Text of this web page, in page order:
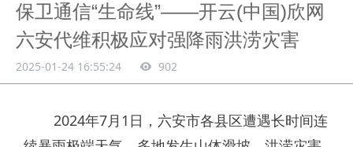
保卫通信“生命线”——开云(中国)欣网
六安代维积极应对强降雨洪涝灾害
2025-01-24 16:55:24 902
2024年7月1日，六安市各县区遭遇长时间连